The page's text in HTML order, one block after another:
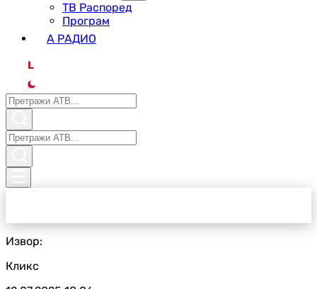
ТВ Распоред
Програм
А РАДИО
L
Извор:
Кликс